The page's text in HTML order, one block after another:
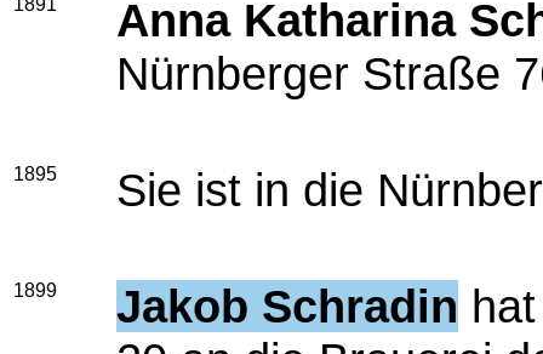
1891
Anna Katharina
Nürnberger Straße
1895 Sie ist in die
1899 Jakob Schradin